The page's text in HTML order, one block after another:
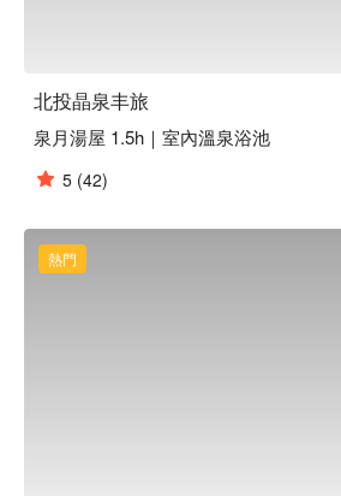
北投晶泉丰旅
泉月湯屋 1.5h｜室內溫泉浴池
5 (42)
熱門